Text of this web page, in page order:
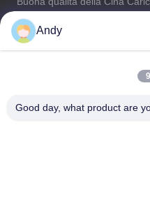
Norme sulla
Copyright -2026 Shenzhen
Andy
Good day, what product are